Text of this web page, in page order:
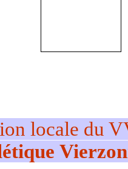
locale du